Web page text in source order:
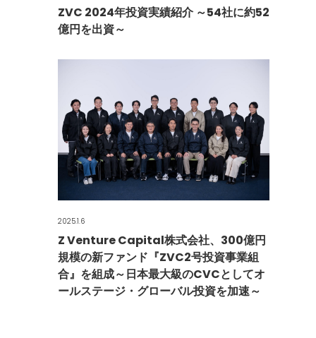
ZVC 2024年投資実績紹介 ～54社に約52
億円を出資～
2025.1.6
Z Venture Capital株式会社、300億円
規模の新ファンド『ZVC2号投資事業組
合』を組成～日本最大級のCVCとしてオ
ールステージ・グローバル投資を加速～